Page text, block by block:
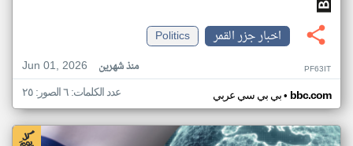
اخبار جزر القمر
Politics
Jun 01, 2026
منذ شهرين PF63IT
بي بي سي عربي• bbc.com عدد الكلمات: ٦ الصور: ٢٥